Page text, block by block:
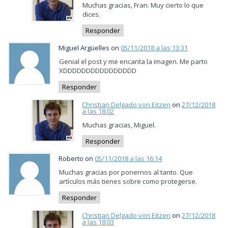
Muchas gracias, Fran. Muy cierto lo que
dices.
Responder
Miguel Argüelles on 05/11/2018 a las 13:31
Genial el post y me encanta la imagen. Me parto
XDDDDDDDDDDDDDDDD
Responder
Christian Delgado von Eitzen on27/12/2018
a las 18:02
Muchas gracias, Miguel.
Responder
Roberto on 05/11/2018 a las 16:14
Muchas gracias por ponernos al tanto. Que
artículos más tienes sobre como protegerse.
Responder
Christian Delgado von Eitzen on27/12/2018
a las 18:03